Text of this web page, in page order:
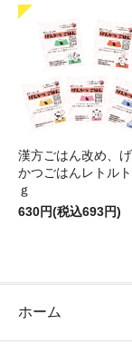
漢方ごはん改め、
かつごはんレトル
ｇ
630円(税込693円)
ホーム